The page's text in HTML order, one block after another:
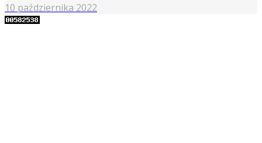
10 października 2022